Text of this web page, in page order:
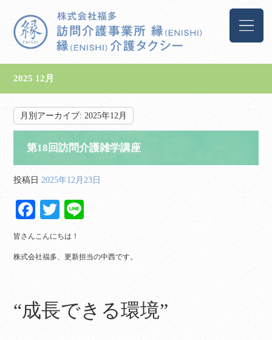
2025 12月
月別アーカイブ:2025年12月
第18回訪問介護雑学講座
投稿日 2025年12月23日
Fa
ce
bo
ok
T
wi
tte
r
皆さんこんにちは！
株式会社福多、更新担当の中西です。
“成長できる環境”